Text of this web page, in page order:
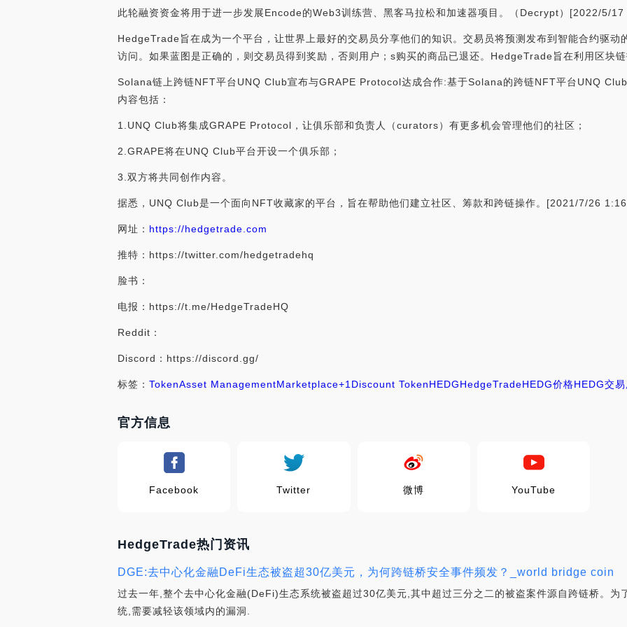
此轮融资资金将用于进一步发展Encode的Web3训练营、黑客马拉松和加速器项目。（Decrypt）[2022/5/
HedgeTrade旨在成为一个平台，让世界上最好的交易员分享他们的知识。交易员将预测发布到智能合约驱动
访问。如果蓝图是正确的，则交易员得到奖励，否则用户；s购买的商品已退还。HedgeTrade旨在利用区块
Solana链上跨链NFT平台UNQ Club宣布与GRAPE Protocol达成合作:基于Solana的跨链NFT平台UNQ
内容包括：
1.UNQ Club将集成GRAPE Protocol，让俱乐部和负责人（curators）有更多机会管理他们的社区；
2.GRAPE将在UNQ Club平台开设一个俱乐部；
3.双方将共同创作内容。
据悉，UNQ Club是一个面向NFT收藏家的平台，旨在帮助他们建立社区、筹款和跨链操作。[2021/7/26
网址： https://hedgetrade.com
推特：https://twitter.com/hedgetradehq
脸书：
电报：https://t.me/HedgeTradeHQ
Reddit：
Discord：https://discord.gg/
标签： TokenAsset ManagementMarketplace+1 Discount TokenHEDGHedgeTradeHEDG价格HEDG交
官方信息
Facebook Twitter 微博 YouTube
HedgeTrade热门资讯
DGE:去中心化金融DeFi生态被盗超30亿美元，为何跨链桥安全事件频发？_world bridge coin
过去一年,整个去中心化金融(DeFi)生态系统被盗超过30亿美元,其中超过三分之二的被盗案件源自跨链桥。为
统,需要减轻该领域内的漏洞.